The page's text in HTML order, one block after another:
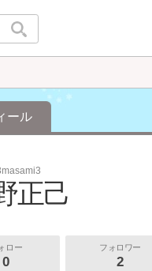
ール
正己
ロー
0
フォロワー
2